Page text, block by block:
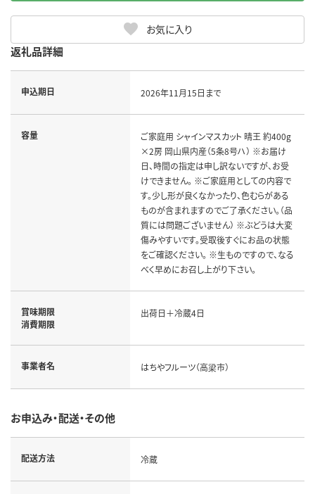
お気に入り
返礼品詳細
申込期日 2026年11月15日まで
容量
ご家庭用 シャインマスカット 晴王 約400g
×2房 岡山県内産（5条8号ハ） ※お届け
日、時間の指定は申し訳ないですが、お受
けできません。 ※ご家庭用としての内容で
す。少し形が良くなかったり、色むらがある
ものが含まれますのでご了承ください。（品
質には問題ございません） ※ぶどうは大変
傷みやすいです。受取後すぐにお品の状態
をご確認ください。 ※生ものですので、なる
べく早めにお召し上がり下さい。
賞味期限
消費期限
出荷日＋冷蔵4日
事業者名 はちやフルーツ（高梁市）
お申込み・配送・その他
配送方法 冷蔵